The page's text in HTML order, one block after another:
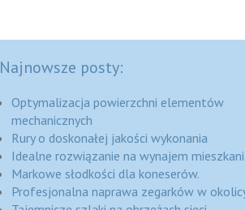
Najnowsze posty:
Optymalizacja powierzchni elementów
mechanicznych
Rury o doskonałej jakości wykonania
Idealne rozwiązanie na wynajem
Markowe słodkości dla koneserów.
Profesjonalna naprawa zegarków w